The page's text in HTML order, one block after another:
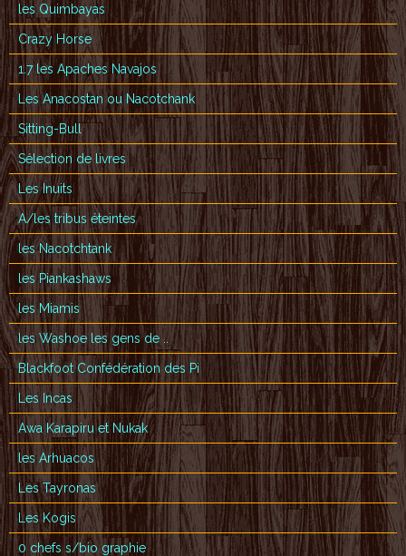
les Quimbayas
Crazy Horse
1.7 les Apaches Navajos
Les Anacostan ou Nacotchank
Sitting-Bull
Sélection de livres
Les Inuits
A/les tribus éteintes
les Nacotchtank
les Piankashaws
les Miamis
les Washoe les gens de ..
Blackfoot Confédération des Pi
Les Incas
Awa Karapiru et Nukak
les Arhuacos
Les Tayronas
Les Kogis
0 chefs s/bio graphie